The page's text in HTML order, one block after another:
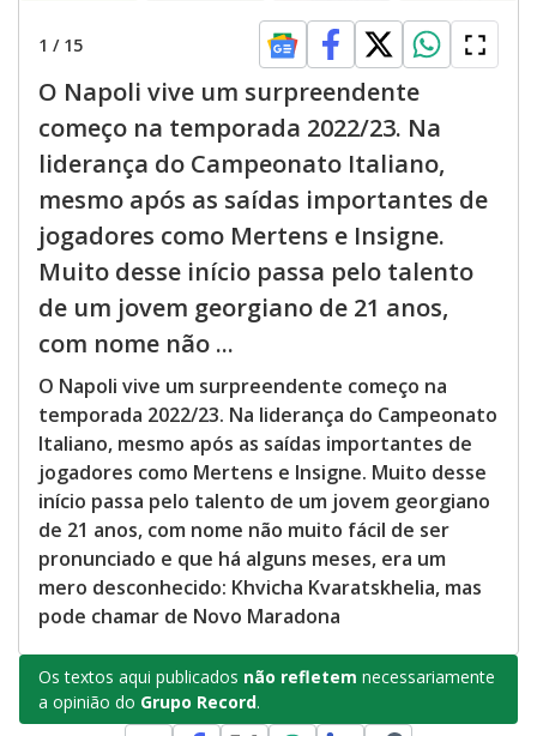
1 / 15
O Napoli vive um surpreendente
começo na temporada 2022/23. Na
liderança do Campeonato Italiano,
mesmo após as saídas importantes de
jogadores como Mertens e Insigne.
Muito desse início passa pelo talento
de um jovem georgiano de 21 anos,
com nome não ...
O Napoli vive um surpreendente começo na
temporada 2022/23. Na liderança do Campeonato
Italiano, mesmo após as saídas importantes de
jogadores como Mertens e Insigne. Muito desse
início passa pelo talento de um jovem georgiano
de 21 anos, com nome não muito fácil de ser
pronunciado e que há alguns meses, era um
mero desconhecido: Khvicha Kvaratskhelia, mas
pode chamar de Novo Maradona
Os textos aqui publicados não refletem necessariamente
a opinião do Grupo Record.